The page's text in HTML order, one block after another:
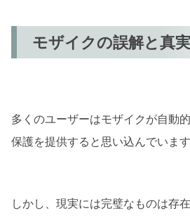
モザイクの誤解と真実
多くのユーザーはモザイクが自動
保護を提供すると思い込んでいます
しかし、現実には完璧なものは存